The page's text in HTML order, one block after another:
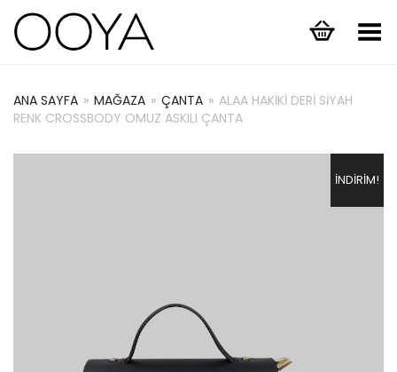
Menüyü Aç/Kapat
ANA SAYFA » MAĞAZA » ÇANTA » ALAA HAKIKI DERI SIYAH
RENK CROSSBODY OMUZ ASKILI ÇANTA
İNDIRIM!